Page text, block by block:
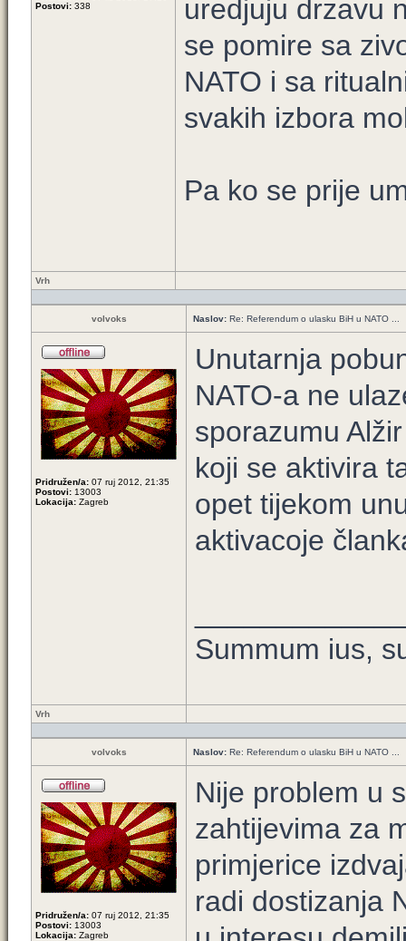
Postovi: 338
uredjuju drzavu
se pomire sa
NATO i sa
svakih izbora
Pa ko se prije
Vrh
volvoks Naslov: Re: Referendum o ulasku BiH u NATO ...
Pridružen/a: 07 ruj 2012, 21:35
Postovi: 13003
Lokacija: Zagreb
Unutarnja
NATO-a ne
sporazumu
koji se aktivira
opet tijekom
aktivacoje
Summum ius,
Vrh
volvoks Naslov: Re: Referendum o ulasku BiH u NATO ...
Pridružen/a: 07 ruj 2012, 21:35
Postovi: 13003
Lokacija: Zagreb
Nije problem u
zahtijevima za
primjerice
radi dostizanja